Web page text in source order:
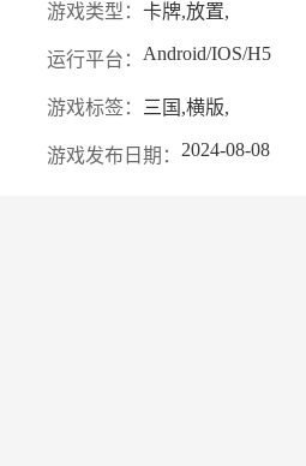
游戏类型： 卡牌,放置,
运行平台： Android/IOS/H5
游戏标签： 三国,横版,
游戏发布日期： 2024-08-08